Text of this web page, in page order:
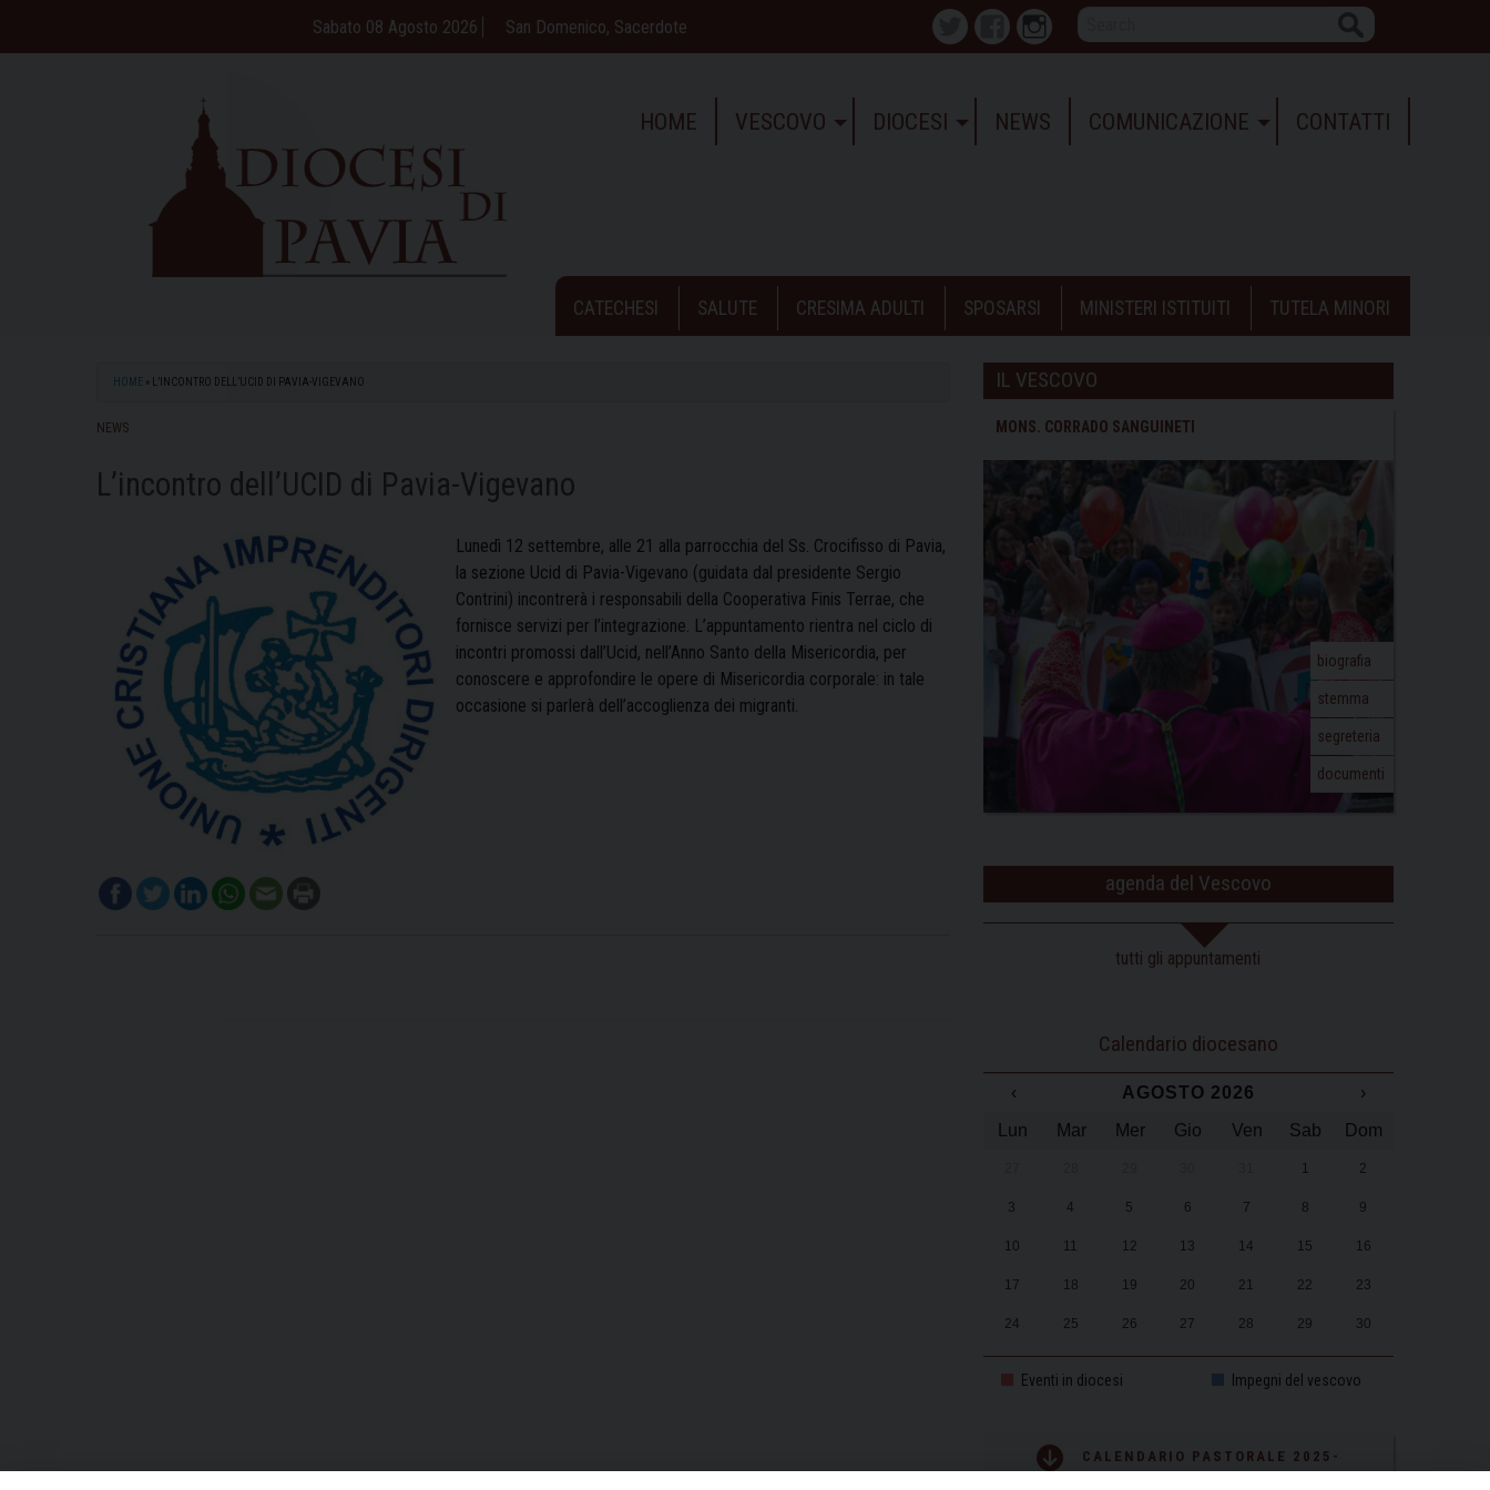
Sabato 08 Agosto 2026 San Domenico, Sacerdote Twitter FacebookInstagram
HOME VESCOVO DIOCESI NEWS COMUNICAZIONE CONTATTI
CATECHESI SALUTE CRESIMA ADULTI SPOSARSI MINISTERI ISTITUITI TUTELA MINORI
HOME » L’INCONTRO DELL’UCID DI PAVIA-VIGEVANO
NEWS
L’incontro dell’UCID di Pavia-Vigevano
Lunedì 12 settembre, alle 21 alla parrocchia del Ss. Crocifisso di Pavia,
la sezione Ucid di Pavia-Vigevano (guidata dal presidente Sergio
Contrini) incontrerà i responsabili della Cooperativa Finis Terrae, che
fornisce servizi per l’integrazione. L’appuntamento rientra nel ciclo di
incontri promossi dall’Ucid, nell’Anno Santo della Misericordia, per
conoscere e approfondire le opere di Misericordia corporale: in tale
occasione si parlerà dell’accoglienza dei migranti.
IL VESCOVO
MONS. CORRADO SANGUINETI
biografia
stemma
segreteria
documenti
agenda del Vescovo
tutti gli appuntamenti
Calendario diocesano
‹ AGOSTO 2026
›
Lun
Mar Mer Gio Ven Sab Dom
1 2
3 4 5 6 7 8 9
10 11 12 13 14 15 16
17 18 19 20 21 22 23
24 25 26 27 28 29 30
31 1 2 3 4 5 6
Eventi in diocesi Impegni del vescovo
CALENDARIO PASTORALE 2025-